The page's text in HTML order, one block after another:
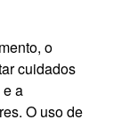
o
cuidados
a
O uso de